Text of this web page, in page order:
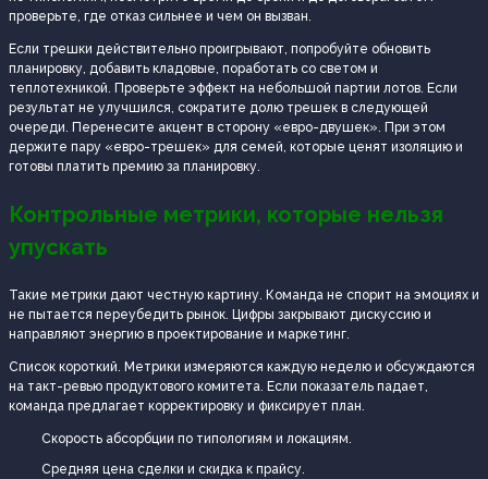
проверьте, где отказ сильнее и чем он вызван.
Если трешки действительно проигрывают, попробуйте обновить
планировку, добавить кладовые, поработать со светом и
теплотехникой. Проверьте эффект на небольшой партии лотов. Если
результат не улучшился, сократите долю трешек в следующей
очереди. Перенесите акцент в сторону «евро-двушек». При этом
держите пару «евро-трешек» для семей, которые ценят изоляцию и
готовы платить премию за планировку.
Контрольные метрики, которые нельзя
упускать
Такие метрики дают честную картину. Команда не спорит на эмоциях и
не пытается переубедить рынок. Цифры закрывают дискуссию и
направляют энергию в проектирование и маркетинг.
Список короткий. Метрики измеряются каждую неделю и обсуждаются
на такт-ревью продуктового комитета. Если показатель падает,
команда предлагает корректировку и фиксирует план.
Скорость абсорбции по типологиям и локациям.
Средняя цена сделки и скидка к прайсу.